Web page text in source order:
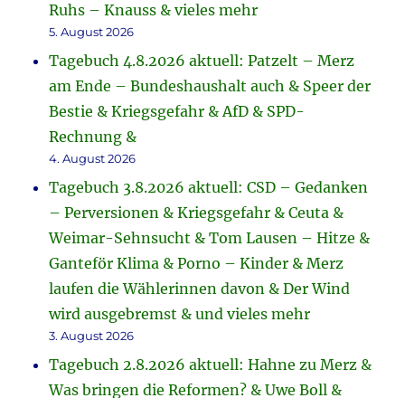
Ruhs – Knauss & vieles mehr
5. August 2026
Tagebuch 4.8.2026 aktuell: Patzelt – Merz
am Ende – Bundeshaushalt auch & Speer der
Bestie & Kriegsgefahr & AfD & SPD-
Rechnung &
4. August 2026
Tagebuch 3.8.2026 aktuell: CSD – Gedanken
– Perversionen & Kriegsgefahr & Ceuta &
Weimar-Sehnsucht & Tom Lausen – Hitze &
Ganteför Klima & Porno – Kinder & Merz
laufen die Wählerinnen davon & Der Wind
wird ausgebremst & und vieles mehr
3. August 2026
Tagebuch 2.8.2026 aktuell: Hahne zu Merz &
Was bringen die Reformen? & Uwe Boll &